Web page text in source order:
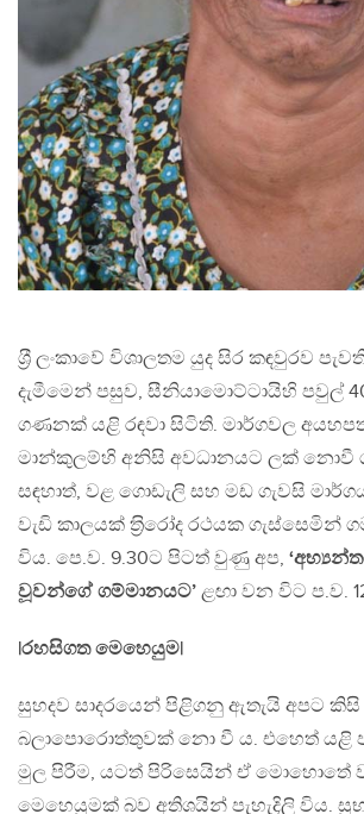
ශ‍්‍රී ලංකාවේ විශාලතම යුද සිර කඳවුරව
දැමීමෙන් පසුව, සීනියාමොට්ටායිහි පවුල්
ගණනක් යළි රඳවා සිටිති. මාර්ගවල
මාන්කුලම්හි අනිසි අවධානයට ලක් නොවී
සඳහාත්, වළ ගොඩැලි සහ මඩ ගැවසි
වැඩි කාලයක් ත‍්‍රිරෝද රථයක ගැස්සෙමින්
විය. පෙ.ව. 9.30ට පිටත් වුණු අප,
වූවන්ගේ ගම්මානයට’ ළඟා වන විට ප.ව.
|රහසිගත මෙහෙයුම|
සුහදව සාදරයෙන් පිළිගනු ඇතැයි අපට කිසි
බලාපොරොත්තුවක් නො වී ය. එහෙත් යළි
මුල පිරීම, යටත් පිරිසෙයින් ඒ මොහොතේ
මෙහෙයුමක් බව අතිශයින් පැහැදිලි විය.